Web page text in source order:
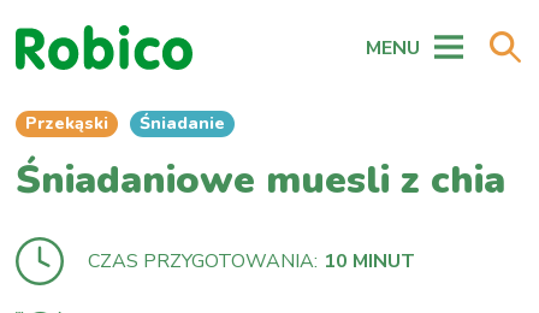
MENU
Przekąski Śniadanie
Śniadaniowe muesli z chia
CZAS PRZYGOTOWANIA: 10 MINUT